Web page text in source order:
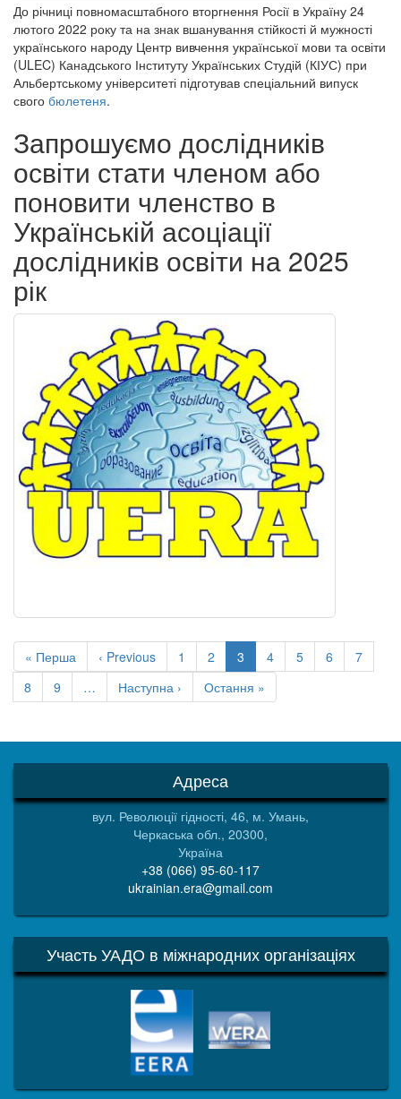
До річниці повномасштабного вторгнення Росії в Україну 24
лютого 2022 року та на знак вшанування стійкості й мужності
українського народу Центр вивчення української мови та освіти
(ULEC) Канадського Інституту Українських Студій (КІУС) при
Альбертському університеті підготував спеціальний випуск
свого бюлетеня.
Запрошуємо дослідників
освіти стати членом або
поновити членство в
Українській асоціації
дослідників освіти на 2025
рік
Розбивка
на
сторінки
Перша
сторінка
« Перша
Попередня
сторінка
‹ Previous Сторінка
1 Сторінка
2
Поточна
сторінка
3 Сторінка
4 Сторінка
5 Сторінка
6
7
Сторінка
8 Сторінка
9 …
Наступна
сторінка
Наступна ›
Остання
сторінка
Остання »
Адреса
вул. Революції гідності, 46, м. Умань,
Черкаська обл., 20300,
Україна
+38 (066) 95-60-117
ukrainian.era@gmail.com
Участь УАДО в міжнародних організаціях